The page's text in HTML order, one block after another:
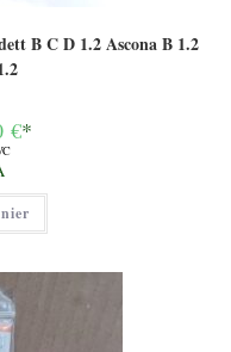
B C D 1.2 Ascona B 1.2
€*